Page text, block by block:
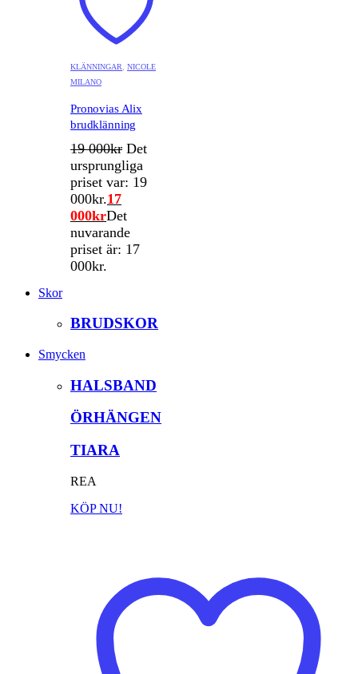
KLÄNNINGAR
NICOLE
MILANO
Pronovias Alix
brudklänning
19 000kr Det
ursprungliga
priset var: 19
000kr.17
000krDet
nuvarande
priset är: 17
000kr.
Skor
BRUDSKOR
Smycken
HALSBAND
ÖRHÄNGEN
TIARA
REA
KÖP NU!